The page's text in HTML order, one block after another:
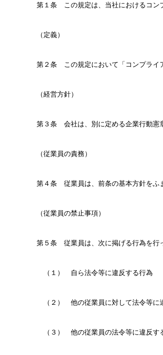
第１条 この規定は、当社におけるコン
（定義）
第２条 この規定において「コンプライ
（経営方針）
第３条 会社は、別に定める企業行動憲
（従業員の責務）
第４条 従業員は、前条の基本方針をふ
（従業員の禁止事項）
第５条 従業員は、次に掲げる行為を行
（１） 自ら法令等に違反する行為
（２） 他の従業員に対して法令等に
（３） 他の従業員の法令等に違反す